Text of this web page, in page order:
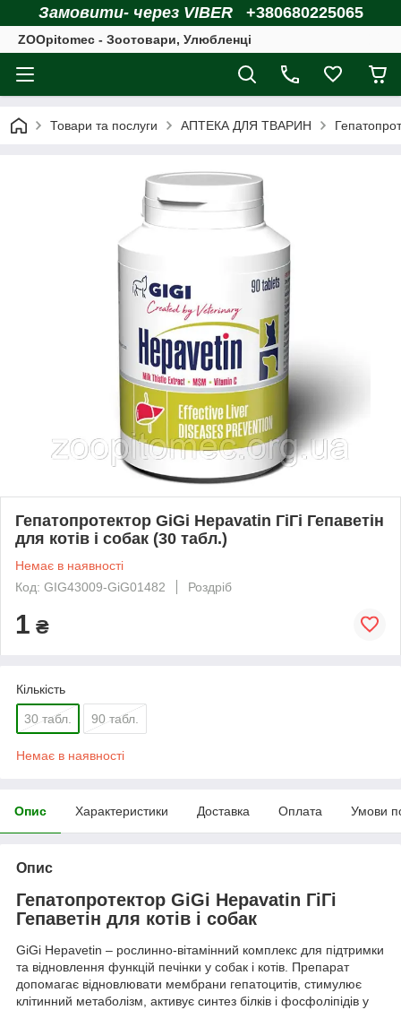
Замовити- через VIBER +380680225065
ZOOpitomec - Зоотовари, Улюбленці
Товари та послуги АПТЕКА ДЛЯ ТВАРИН
Гепатопротектор GiGi Hepavatin ГіГі Гепаветін
для котів і собак (30 табл.)
Немає в наявності
Код: GIG43009-GiG01482
Роздріб
1 ₴
Кількість
30 табл. 90 табл.
Немає в наявності
Опис Характеристики Доставка Оплата Умови
Опис
Гепатопротектор GiGi Hepavatin ГіГі
Гепаветін для котів і собак
GiGi Hepavetin – рослинно-вітамінний комплекс для підтримки
та відновлення функцій печінки у собак і котів. Препарат
допомагає відновлювати мембрани гепатоцитів, стимулює
клітинний метаболізм, активує синтез білків і фосфоліпідів у